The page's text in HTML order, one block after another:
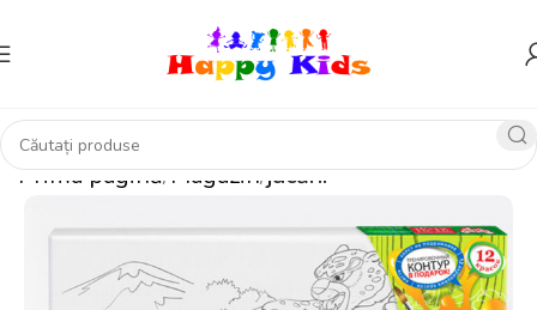
Prima pagină Magazin jucării